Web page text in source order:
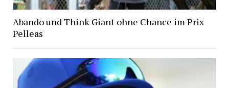
Abando und Think Giant ohne Chance im Prix
Pelleas